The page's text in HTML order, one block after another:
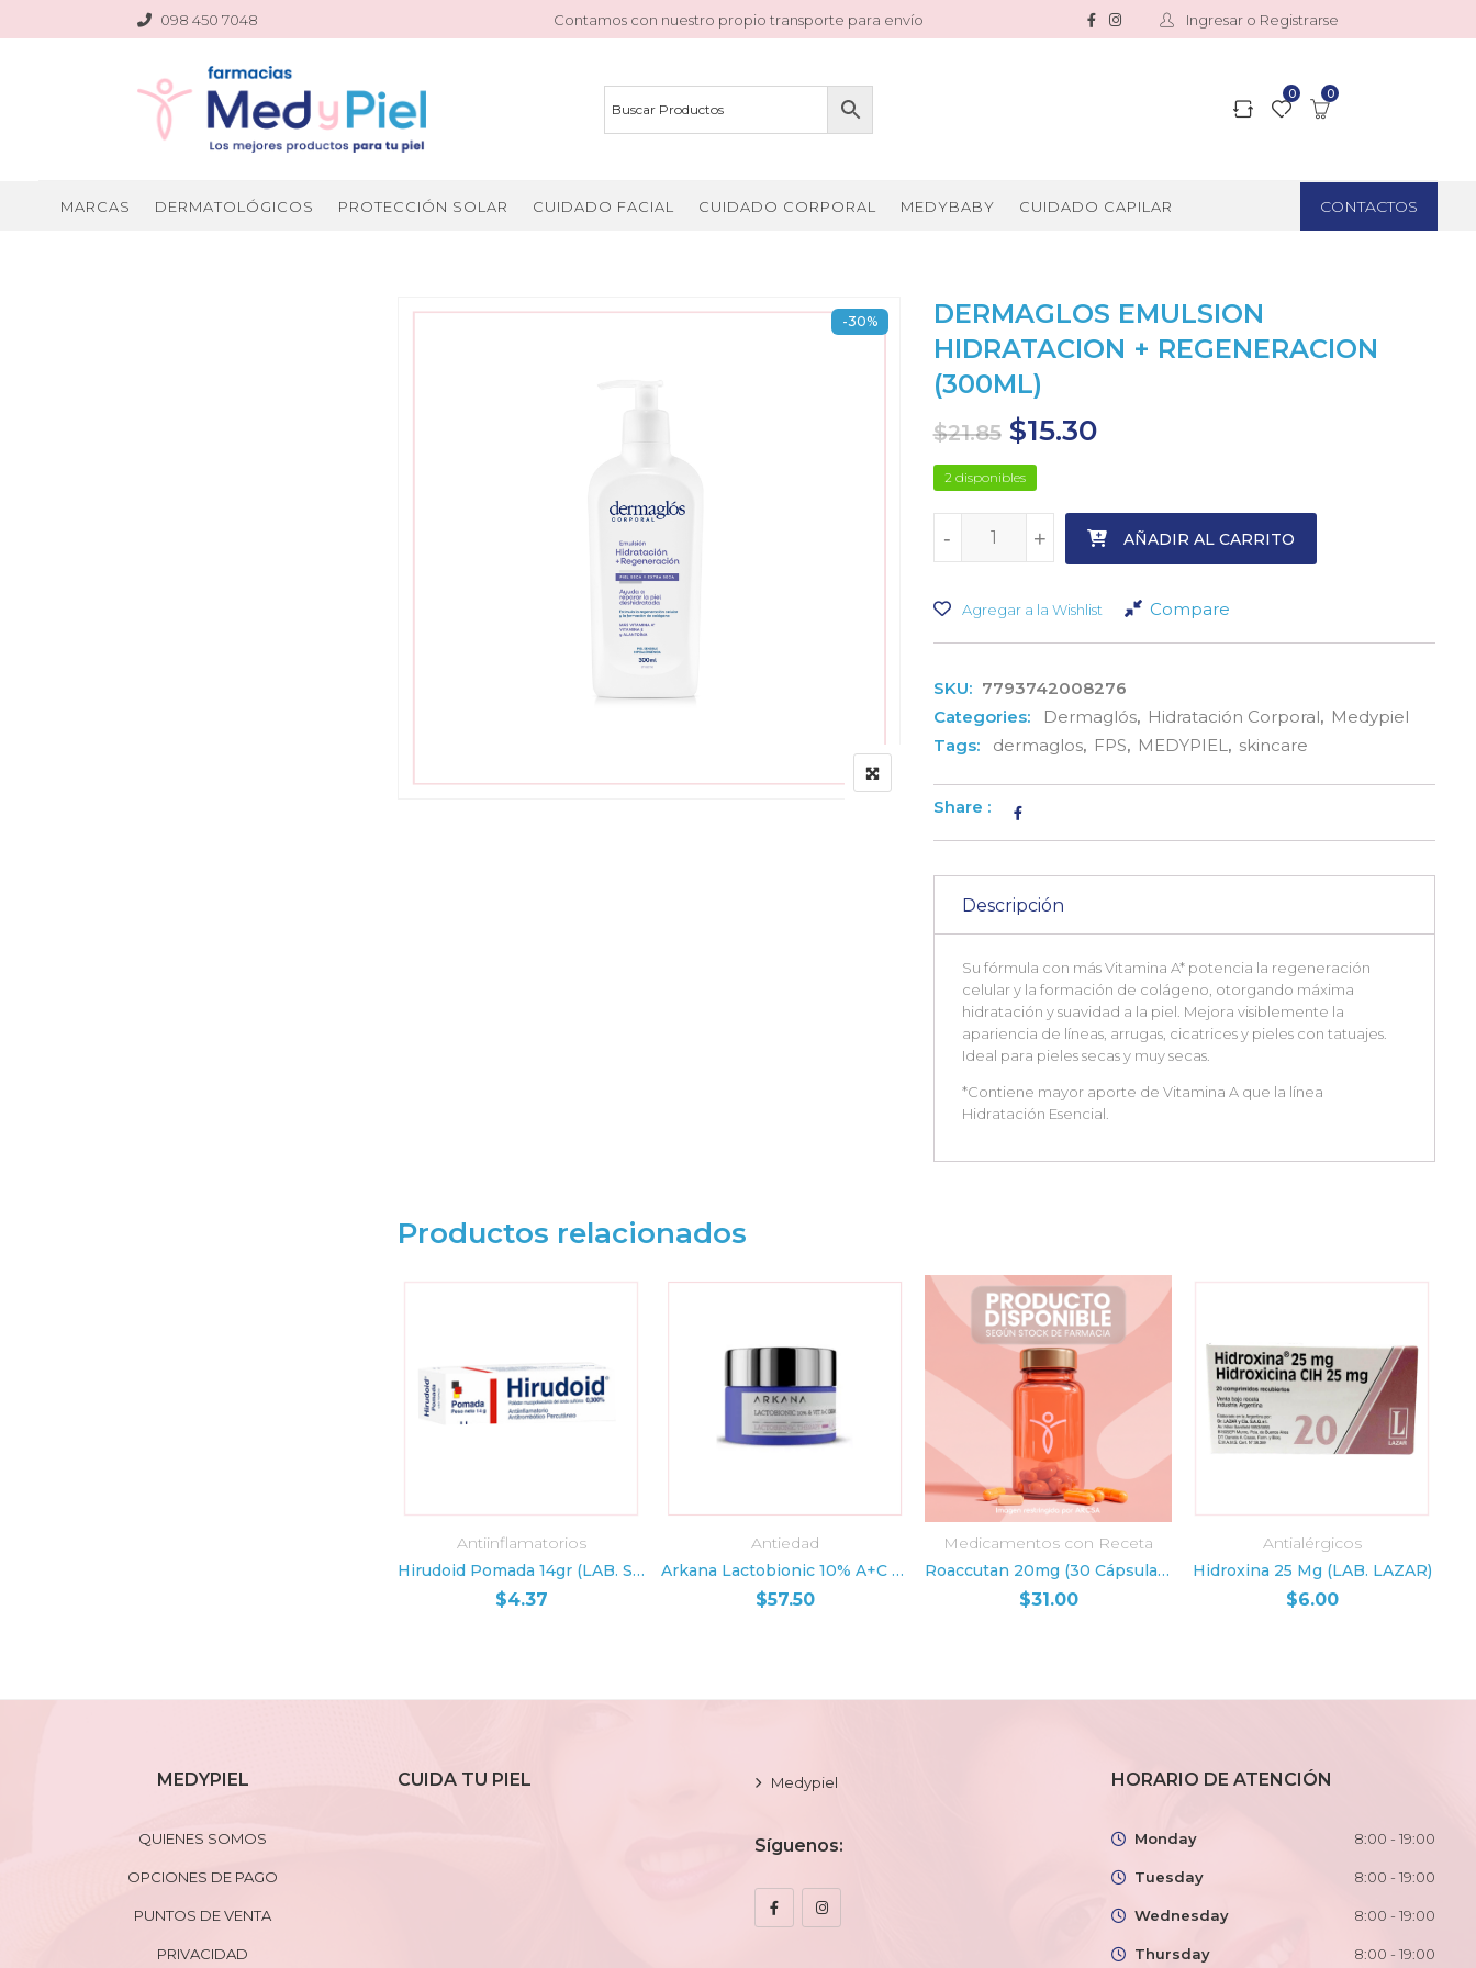
098 450 7048 Contamos con nuestro propio transporte para envío Ingresar o Registrarse
0 0
MARCAS DERMATOLÓGICOS PROTECCIÓN SOLAR CUIDADO FACIAL CUIDADO CORPORAL MEDYBABY CUIDADO CAPILAR CONTACTOS
-30%
DERMAGLOS EMULSION
HIDRATACION + REGENERACION
(300ML)
$21.85 $15.30
2 disponibles
+
- +
- AÑADIR AL CARRITO
Agregar a la Wishlist Compare
SKU: 7793742008276
Categories:
Dermaglós, Hidratación Corporal, Medypiel
Tags:
dermaglos, FPS, MEDYPIEL, skincare
Share :
Descripción
Su fórmula con más Vitamina A* potencia la regeneración
celular y la formación de colágeno, otorgando máxima
hidratación y suavidad a la piel. Mejora visiblemente la
apariencia de líneas, arrugas, cicatrices y pieles con tatuajes.
Ideal para pieles secas y muy secas.
*Contiene mayor aporte de Vitamina A que la línea
Hidratación Esencial.
Productos relacionados
AÑADIR AL CARRITO
Antiinflamatorios
Hirudoid Pomada 14gr (LAB. SANKYO)
$4.37
AÑADIR AL CARRITO
Antiedad
Arkana Lactobionic 10% A+C Crema
$57.50
AÑADIR AL CARRITO
Medicamentos con Receta
Roaccutan 20mg (30 Cápsulas) (LAB. ROCHE) ISOTRETINOINA
$31.00
AÑADIR AL CARRITO
Antialérgicos
Hidroxina 25 Mg (LAB. LAZAR)
$6.00
MEDYPIEL
QUIENES SOMOS
OPCIONES DE PAGO
PUNTOS DE VENTA
PRIVACIDAD
CUIDA TU PIEL Medypiel
Síguenos:
HORARIO DE ATENCIÓN
Monday 8:00 - 19:00
Tuesday 8:00 - 19:00
Wednesday 8:00 - 19:00
Thursday 8:00 - 19:00